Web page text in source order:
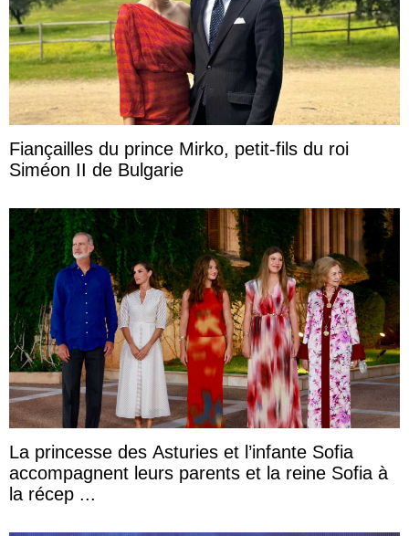
Fiançailles du prince Mirko, petit-fils du roi
Siméon II de Bulgarie
La princesse des Asturies et l’infante Sofia
accompagnent leurs parents et la reine Sofia à
la récep ...